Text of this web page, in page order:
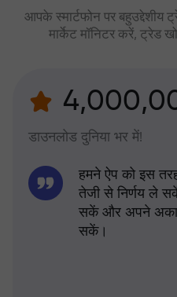
आपके स्मार्टफोन पर बहुउद्देशीय
मार्केट मॉनिटर करें,
डाउनलोड दुनिया भर में!
हमने ऐप को इस
तेजी से निर्णय ले
सकें और अपने
सकें।